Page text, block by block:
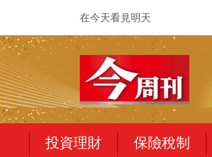
在今天看見明天
投資理財 保險稅制